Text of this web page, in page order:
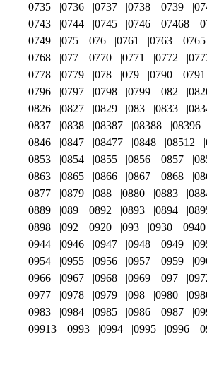
0735
0736 0737 0738 0739
0743
0744 0745 0746 07468
0749
075 076 0761 0763 0765
0768
077 0770 0771 0772
0778
0779 078 079 0790 0791
0796
0797 0798 0799 082
0826
0827 0829 083 0833
0837
0838 08387 08388 08396
0846
0847 08477 0848 08512
0853
0854 0855 0856 0857
0863
0865 0866 0867 0868
0877
0879 088 0880 0883
0889
089 0892 0893 0894
0898
092 0920 093 0930 0940
0944
0946 0947 0948 0949
0954
0955 0956 0957 0959
0966
0967 0968 0969 097
0977
0978 0979 098 0980
0983
0984 0985 0986 0987
09913
0993 0994 0995 0996